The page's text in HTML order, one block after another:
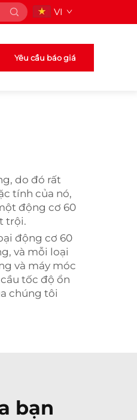
VI
Yêu cầu báo giá
do đó rất
tính của nó,
động cơ 60
trội.
động cơ 60
và mỗi loại
và máy móc
tốc độ ổn
chúng tôi
bạn